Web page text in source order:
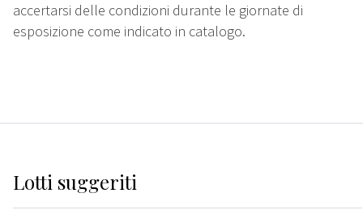
accertarsi delle condizioni durante le giornate di
esposizione come indicato in catalogo.
Lotti suggeriti